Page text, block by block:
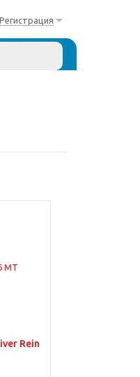
Регистрация
Rein